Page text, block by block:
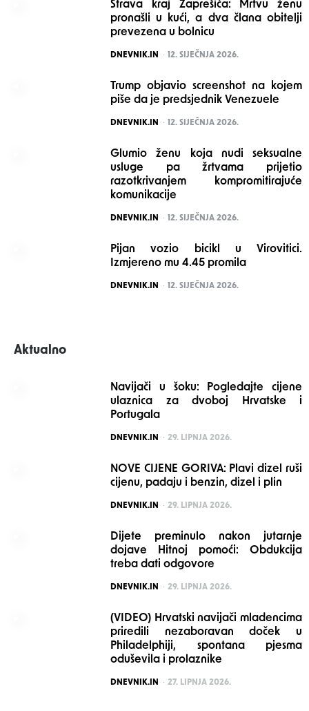
Strava kraj Zaprešića: Mrtvu ženu
pronašli u kući, a dva člana obitelji
prevezena u bolnicu
POSTED
DNEVNIK.IN 12. SIJEČNJA 2026.
Trump objavio screenshot na kojem
piše da je predsjednik Venezuele
POSTED
DNEVNIK.IN 12. SIJEČNJA 2026.
Glumio ženu koja nudi seksualne
usluge pa žrtvama prijetio
razotkrivanjem kompromitirajuće
komunikacije
POSTED
DNEVNIK.IN 12. SIJEČNJA 2026.
Pijan vozio bicikl u Virovitici.
Izmjereno mu 4.45 promila
POSTED
DNEVNIK.IN 12. SIJEČNJA 2026.
Aktualno
Navijači u šoku: Pogledajte cijene
ulaznica za dvoboj Hrvatske i
Portugala
POSTED
DNEVNIK.IN 29. LIPNJA 2026.
NOVE CIJENE GORIVA: Plavi dizel ruši
cijenu, padaju i benzin, dizel i plin
POSTED
DNEVNIK.IN 29. LIPNJA 2026.
Dijete preminulo nakon jutarnje
dojave Hitnoj pomoći: Obdukcija
treba dati odgovore
POSTED
DNEVNIK.IN 29. LIPNJA 2026.
(VIDEO) Hrvatski navijači mladencima
priredili nezaboravan doček u
Philadelphiji, spontana pjesma
oduševila i prolaznike
POSTED
DNEVNIK.IN 27. LIPNJA 2026.